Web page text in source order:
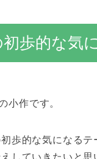
歩的な気
小作です。
歩的な気になるテ
していきたいと思